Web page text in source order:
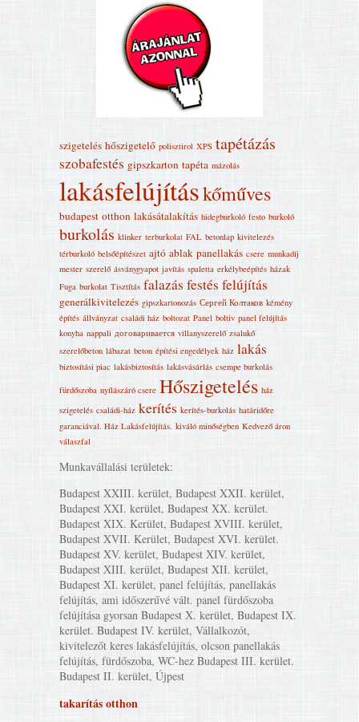
szigetelés hőszigetelő polisztirol XPS tapétázás
szobafestés gipszkarton tapéta mázolás
lakásfelújításkőműves
budapest otthon lakásátalakítás hidegburkoló festo burkoló
burkolás klinker terburkolat FAL betonlap kivitelezés
térburkoló belsőépítészet ajtó ablak panellakás csere munkadíj
mester szerelő ásványgyapot javítás spaletta erkélybeépítés házak
Fuga burkolat Tisztítás falazás festés felújítás
generálkivitelezés gipszkartonozás Сергей Колтаков kémény
építés állványzat családi ház boltozat Panel boltiv panel felújítás
konyha nappali договаривается villanyszerelő zsalukő
szerelőbeton lábazat beton építési engedélyek ház lakás
biztosítási piac lakásbiztosítás lakásvásárlás csempe burkolás
fürdőszoba nyílászáró csere Hőszigetelés ház
szigetelés családi-ház kerítés kerítés-burkolás határidőre
garanciával. Ház Lakásfelújítás‎. kiváló minőségben Kedvező áron
válaszfal
Munkavállalási területek:
Budapest XXIII. kerület, Budapest XXII. kerület,
Budapest XXI. kerület, Budapest XX. kerület.
Budapest XIX. Kerület, Budapest XVIII. kerület,
Budapest XVII. Kerület, Budapest XVI. kerület.
Budapest XV. kerület, Budapest XIV. kerület,
Budapest XIII. kerület, Budapest XII. kerület,
Budapest XI. kerület, panel felújítás, panellakás
felújítás, ami időszerűvé vált. panel fürdőszoba
felújítása gyorsan Budapest X. kerület, Budapest IX.
kerület. Budapest IV. kerület, Vállalkozót,
kivitelezőt keres lakásfelújítás, olcson panellakás
felújítás, fürdőszoba, WC-hez Budapest III. kerület.
Budapest II. kerület, Újpest
takarítás otthon